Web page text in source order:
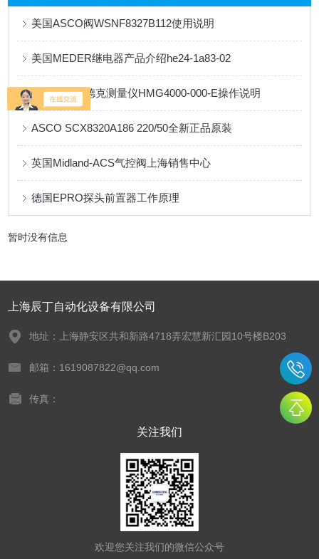
美国ASCO阀WSNF8327B112使用说明
美国MEDER继电器产品介绍he24-1a83-02
关于德国贺德克测量仪HMG4000-000-E操作说明
ASCO SCX8320A186 220/50全新正品原装
英国Midland-ACS气控阀上海销售中心
德国EPRO探头前置器工作原理
暂时没有信息
上海辰丁自动化设备有限公司
地址：上海静安区共和新路4718弄宏慧新汇园10号楼B203
邮箱：1619087822@qq.com
传真：
关注我们
欢迎您关注我们的微信公众号